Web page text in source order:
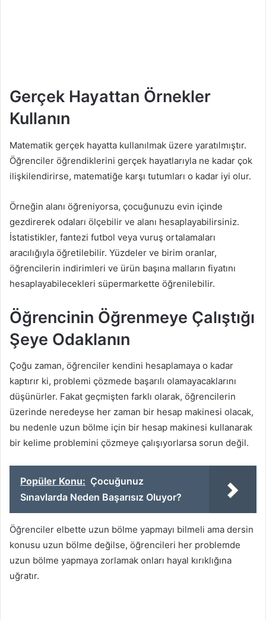
Gerçek Hayattan Örnekler
Kullanın
Matematik gerçek hayatta kullanılmak üzere yaratılmıştır.
Öğrenciler öğrendiklerini gerçek hayatlarıyla ne kadar çok
ilişkilendirirse, matematiğe karşı tutumları o kadar iyi olur.
Örneğin alanı öğreniyorsa, çocuğunuzu evin içinde
gezdirerek odaları ölçebilir ve alanı hesaplayabilirsiniz.
İstatistikler, fantezi futbol veya vuruş ortalamaları
aracılığıyla öğretilebilir. Yüzdeler ve birim oranlar,
öğrencilerin indirimleri ve ürün başına malların fiyatını
hesaplayabilecekleri süpermarkette öğrenilebilir.
Öğrencinin Öğrenmeye Çalıştığı
Şeye Odaklanın
Çoğu zaman, öğrenciler kendini hesaplamaya o kadar
kaptırır ki, problemi çözmede başarılı olamayacaklarını
düşünürler. Fakat geçmişten farklı olarak, öğrencilerin
üzerinde neredeyse her zaman bir hesap makinesi olacak,
bu nedenle uzun bölme için bir hesap makinesi kullanarak
bir kelime problemini çözmeye çalışıyorlarsa sorun değil.
Popüler Konu: Çocuğunuz
Sınavlarda Neden Başarısız Oluyor?
Öğrenciler elbette uzun bölme yapmayı bilmeli ama dersin
konusu uzun bölme değilse, öğrencileri her problemde
uzun bölme yapmaya zorlamak onları hayal kırıklığına
uğratır.